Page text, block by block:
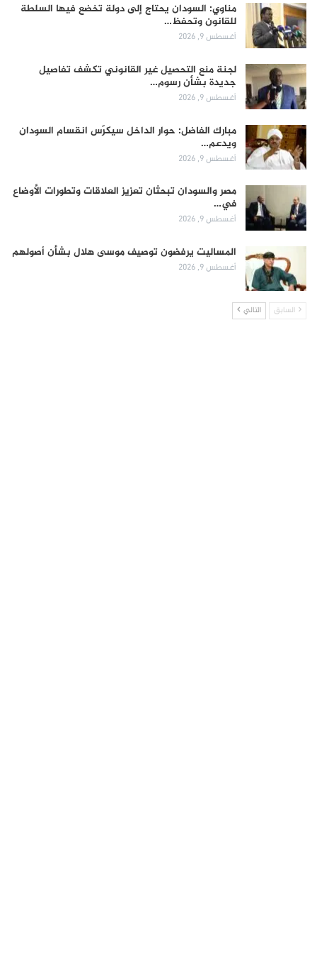
مناوي: السودان يحتاج إلى دولة تخضع فيها السلطة
للقانون وتحفظ…
أغسطس 9, 2026
لجنة منع التحصيل غير القانوني تكشف تفاصيل
جديدة بشأن رسوم…
أغسطس 9, 2026
مبارك الفاضل: حوار الداخل سيكرّس انقسام السودان
ويدعم…
أغسطس 9, 2026
مصر والسودان تبحثان تعزيز العلاقات وتطورات الأوضاع
في…
أغسطس 9, 2026
المساليت يرفضون توصيف موسى هلال بشأن أصولهم
أغسطس 9, 2026
السابق التالي